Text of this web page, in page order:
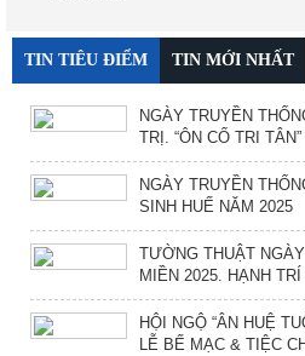
TIN TIÊU ĐIỂM TIN MỚI NHẤT
NGÀY TRUYỀN
TRỊ. “ÔN CỐ TRI TÂN”
NGÀY TRUYỀN
SINH HUẾ NĂM 2025
TƯỜNG THUẬT
MIỀN 2025. HẠNH
HỘI NGỘ “ÂN HUỆ
LỄ BẾ MẠC & TIỆC